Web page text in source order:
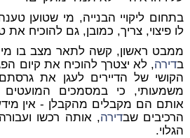
בתחום ליקויי הבנייה, מי שטוען
לו פיצוי, צריך, כמובן, גם להוכיח את
ממבט ראשון, קשה לתאר מצב בו מי
בדירה, לא יצטרך להוכיח את קיום
הקושי של הדיירים לעגן את
משמעותי, כי במסמכים המועטים
אותם הם מקבלים מהקבלן - אין
הרכיבים שבדירה, אותה רכשו
הגלוי.